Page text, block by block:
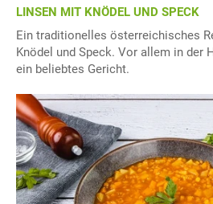
LINSEN MIT KNÖDEL UND SPECK
Ein traditionelles österreichisches
Knödel und Speck. Vor allem in der
ein beliebtes Gericht.